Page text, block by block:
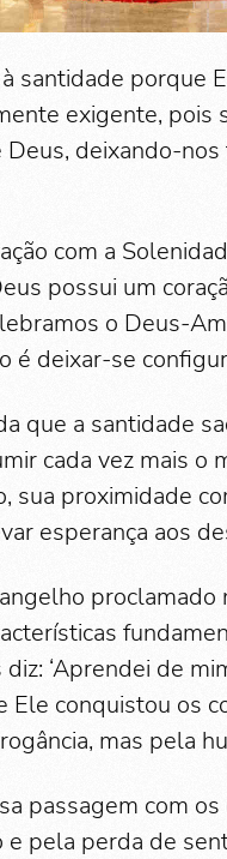
santidade porque
exigente, pois
Deus, deixando-
com a
possui um
o Deus-
é deixar-se
que a santidade
cada vez mais o
sua proximidade
esperança aos
proclamado
diz: ‘Aprendei de
Ele conquistou os
mas pela
passagem com
e pela perda de